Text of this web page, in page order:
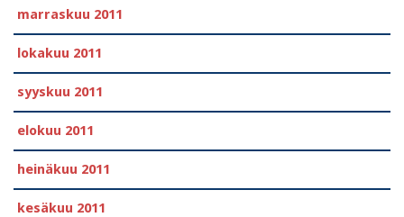
marraskuu 2011
lokakuu 2011
syyskuu 2011
elokuu 2011
heinäkuu 2011
kesäkuu 2011